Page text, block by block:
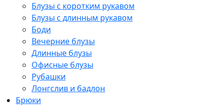
Блузы с коротким рукавом
Блузы с длинным рукавом
Боди
Вечерние блузы
Длинные блузы
Офисные блузы
Рубашки
Лонгслив и бадлон
Брюки